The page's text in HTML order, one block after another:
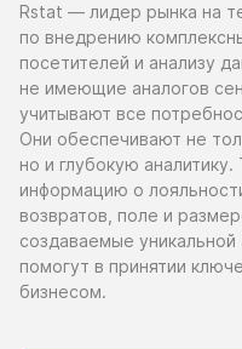
Rstat — лидер рынка на
по внедрению
посетителей и анализу
не имеющие аналогов
учитывают все
Они обеспечивают не
но и глубокую
информацию о
возвратов, поле и
создаваемые уникальной
помогут в принятии
бизнесом.